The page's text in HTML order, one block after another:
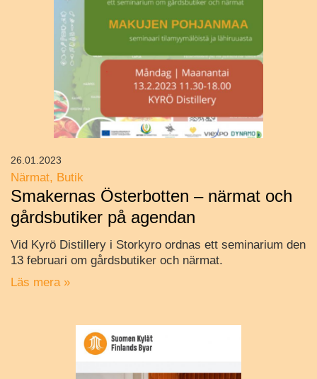
Närmat Butik
Smakernas Österbotten – närmat och
gårdsbutiker på agendan
Vid Kyrö Distillery i Storkyro ordnas ett seminarium den
13 februari om gårdsbutiker och närmat.
Läs mera »
26.01.2023